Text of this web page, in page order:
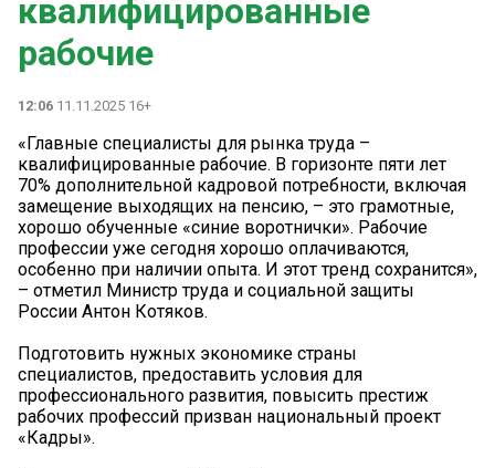
квалифицированные
рабочие
12:06 11.11.2025 16+
«Главные специалисты для рынка труда –
квалифицированные рабочие. В горизонте пяти лет
70% дополнительной кадровой потребности, включая
замещение выходящих на пенсию, – это грамотные,
хорошо обученные «синие воротнички». Рабочие
профессии уже сегодня хорошо оплачиваются,
особенно при наличии опыта. И этот тренд сохранится»,
– отметил Министр труда и социальной защиты
России Антон Котяков.
Подготовить нужных экономике страны
специалистов, предоставить условия для
профессионального развития, повысить престиж
рабочих профессий призван национальный проект
«Кадры».